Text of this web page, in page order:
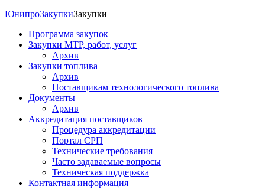
ЮнипроЗакупкиЗакупки
Программа закупок
Закупки МТР, работ, услуг
Архив
Закупки топлива
Архив
Поставщикам технологического топлива
Документы
Архив
Аккредитация поставщиков
Процедура аккредитации
Портал СРП
Технические требования
Часто задаваемые вопросы
Техническая поддержка
Контактная информация